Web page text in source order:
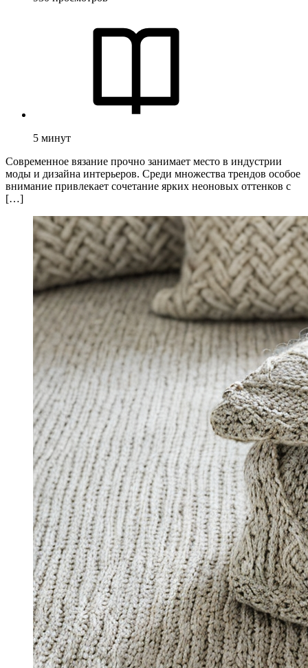
5 минут
Современное вязание прочно занимает место в индустрии
моды и дизайна интерьеров. Среди множества трендов особое
внимание привлекает сочетание ярких неоновых оттенков с
[…]